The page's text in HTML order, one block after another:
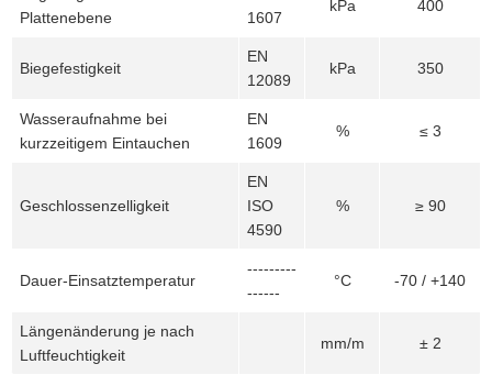
Plattenebene
1607
kPa 400
Biegefestigkeit
EN
12089
kPa 350
Wasseraufnahme bei
kurzzeitigem Eintauchen
EN
1609
% ≤ 3
Geschlossenzelligkeit
EN
ISO
4590
% ≥ 90
Dauer-Einsatztemperatur
---------
------
°C -70 / +140
Längenänderung je nach
Luftfeuchtigkeit
mm/m ± 2